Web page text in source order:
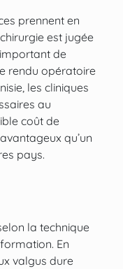
prennent en
est jugée
de
rendu opératoire
les cliniques
au
coût de
qu’un
pays.
la technique
En
valgus dure